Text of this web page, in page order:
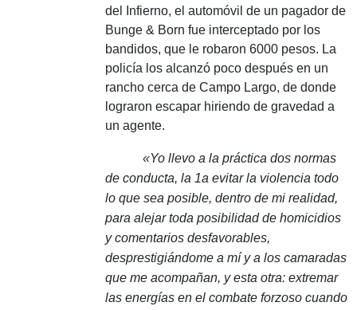
del Infierno, el automóvil de un pagador de
Bunge & Born fue interceptado por los
bandidos, que le robaron 6000 pesos. La
policía los alcanzó poco después en un
rancho cerca de Campo Largo, de donde
lograron escapar hiriendo de gravedad a
un agente.
«Yo llevo a la práctica dos normas
de conducta, la 1a evitar la violencia todo
lo que sea posible, dentro de mi realidad,
para alejar toda posibilidad de homicidios
y comentarios desfavorables,
desprestigiándome a mí y a los camaradas
que me acompañan, y esta otra: extremar
las energías en el combate forzoso cuando